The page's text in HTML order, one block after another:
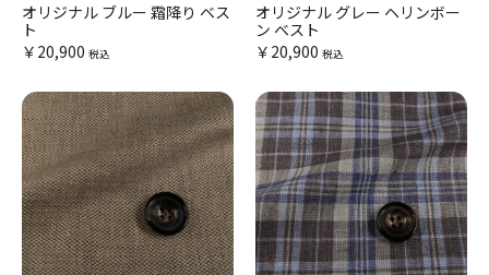
オリジナル ブルー 霜降り ベス
ト
￥20,900 税込
オリジナル グレー ヘリンボー
ン ベスト
￥20,900 税込